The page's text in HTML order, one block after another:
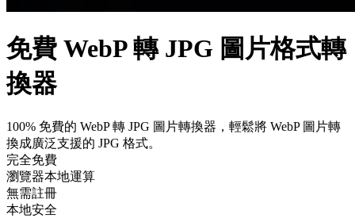
免費 WebP 轉 JPG 圖片格式轉
換器
100% 免費的 WebP 轉 JPG 圖片轉換器，輕鬆將 WebP 圖片轉
換成廣泛支援的 JPG 格式。
完全免費
瀏覽器本地運算
無需註冊
本地安全